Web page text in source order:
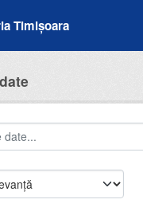
Timișoara